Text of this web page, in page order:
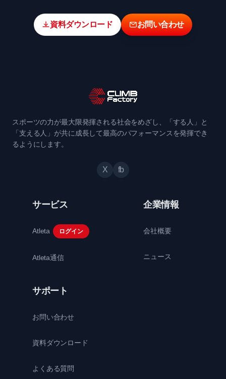
資料ダウンロード お問い合わせ
スポーツの力が最大限発揮される社会をめざし、「する人」と
「支える人」が共に成長して最高のパフォーマンスを発揮でき
るようにします。
X fb
サービス
Atleta ログイン
Atleta通信
企業情報
会社概要
ニュース
サポート
お問い合わせ
資料ダウンロード
よくある質問